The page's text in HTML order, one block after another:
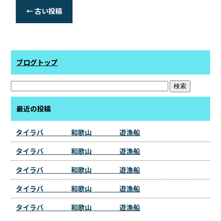
←古い投稿
ブログトップ
最近の投稿
タイラバ 和歌山 遊漁船
タイラバ 和歌山 遊漁船
タイラバ 和歌山 遊漁船
タイラバ 和歌山 遊漁船
タイラバ 和歌山 遊漁船